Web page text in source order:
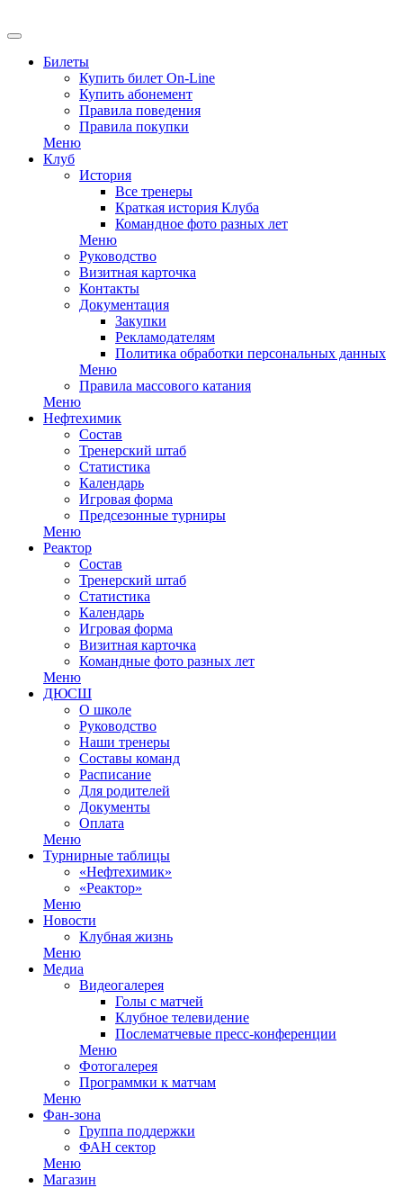
Билеты
Купить билет On-Line
Купить абонемент
Правила поведения
Правила покупки
Меню
Клуб
История
Все тренеры
Краткая история Клуба
Командное фото разных лет
Меню
Руководство
Визитная карточка
Контакты
Документация
Закупки
Рекламодателям
Политика обработки персональных данных
Меню
Правила массового катания
Меню
Нефтехимик
Состав
Тренерский штаб
Статистика
Календарь
Игровая форма
Предсезонные турниры
Меню
Реактор
Состав
Тренерский штаб
Статистика
Календарь
Игровая форма
Визитная карточка
Командные фото разных лет
Меню
ДЮСШ
О школе
Руководство
Наши тренеры
Составы команд
Расписание
Для родителей
Документы
Оплата
Меню
Турнирные таблицы
«Нефтехимик»
«Реактор»
Меню
Новости
Клубная жизнь
Меню
Медиа
Видеогалерея
Голы с матчей
Клубное телевидение
Послематчевые пресс-конференции
Меню
Фотогалерея
Программки к матчам
Меню
Фан-зона
Группа поддержки
ФАН сектор
Меню
Магазин